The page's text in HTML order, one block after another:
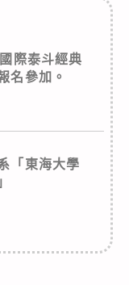
際泰斗經典
名參加。
「東海大學